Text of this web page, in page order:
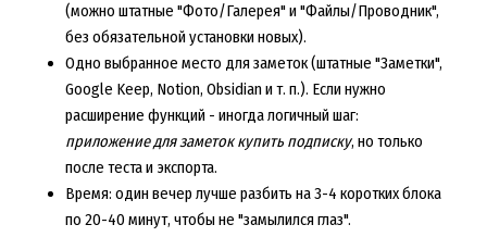
(можно штатные "Фото/Галерея" и "Файлы/Проводник",
без обязательной установки новых).
Одно выбранное место для заметок (штатные "Заметки",
Google Keep, Notion, Obsidian и т. п.). Если нужно
расширение функций - иногда логичный шаг:
приложение для заметок купить подписку, но только
после теста и экспорта.
Время: один вечер лучше разбить на 3-4 коротких блока
по 20-40 минут, чтобы не "замылился глаз".